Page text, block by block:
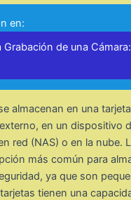
en:
Grabación de una
almacenan en una
en un dispositivo
red (NAS) o en la nube.
más común para
ya que son
tienen una